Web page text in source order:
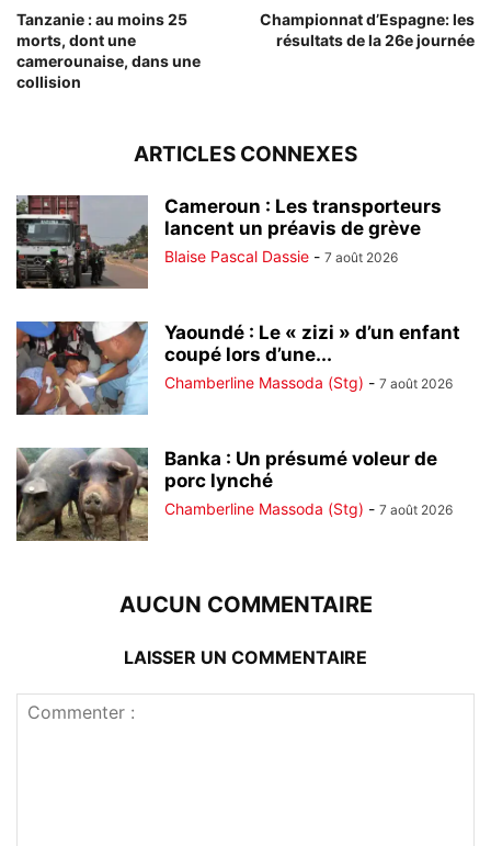
Tanzanie : au moins 25
morts, dont une
camerounaise, dans une
collision
Championnat d’Espagne: les
résultats de la 26e journée
ARTICLES CONNEXES
Cameroun : Les transporteurs
lancent un préavis de grève
Blaise Pascal Dassie - 7 août 2026
Yaoundé : Le « zizi » d’un enfant
coupé lors d’une...
Chamberline Massoda (Stg) - 7 août 2026
Banka : Un présumé voleur de
porc lynché
Chamberline Massoda (Stg) - 7 août 2026
AUCUN COMMENTAIRE
LAISSER UN COMMENTAIRE